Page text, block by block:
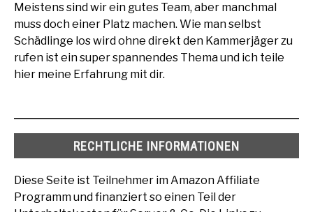
Meistens sind wir ein gutes Team, aber manchmal
muss doch einer Platz machen. Wie man selbst
Schädlinge los wird ohne direkt den Kammerjäger zu
rufen ist ein super spannendes Thema und ich teile
hier meine Erfahrung mit dir.
RECHTLICHE INFORMATIONEN
Diese Seite ist Teilnehmer im Amazon Affiliate
Programm und finanziert so einen Teil der